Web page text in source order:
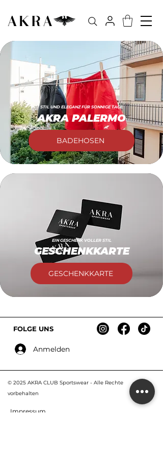
STIL UND ELEGANZ FÜR SONNIGE TAGE
AKRA PALERMO
BADEHOSEN
EIN GESCHENK VOLLER STIL
GESCHENKKARTE
GESCHENKKARTE
FOLGE UNS
Anmelden
© 2025 AKRA CLUB Sportswear - Alle Rechte
vorbehalten
Impressum